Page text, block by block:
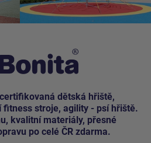
dětská hřiště,
stroje, agility - psí hřiště.
kvalitní materiály, přesné
po celé ČR zdarma.